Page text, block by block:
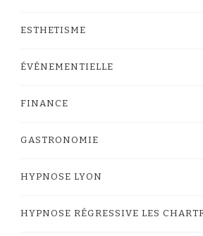
ESTHETISME
ÉVÉNEMENTIELLE
FINANCE
GASTRONOMIE
HYPNOSE LYON
HYPNOSE RÉGRESSIVE LES